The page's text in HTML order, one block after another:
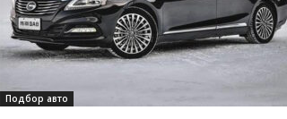
Подбор авто